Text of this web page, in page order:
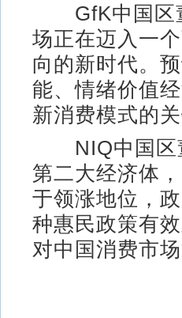
GfK中国区
场正在迈入一
向的新时代。
能、情绪价值
新消费模式的关
NIQ中国区
第二大经济体
于领涨地位，
种惠民政策有
对中国消费市